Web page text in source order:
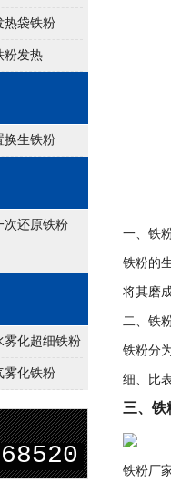
热袋铁粉
粉发热
换生铁粉
次还原铁粉
雾化超细铁粉
雾化铁粉
一、铁
铁粉的
将其磨
二、铁
铁粉分
细、比
三、铁
铁粉厂